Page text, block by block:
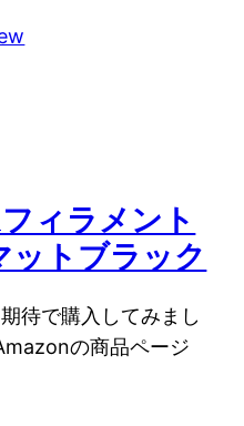
ィラメント
トブラック
待で購入してみまし
の商品ページ